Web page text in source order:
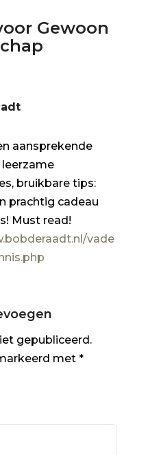
Gewoon
aansprekende
bruikbare tips:
prachtig cadeau
Must read!
vade
gepubliceerd.
met *